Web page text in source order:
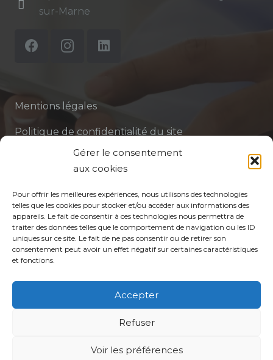
Gérer le consentement
aux cookies
Pour offrir les meilleures expériences, nous utilisons des technologies
telles que les cookies pour stocker et/ou accéder aux informations des
appareils. Le fait de consentir à ces technologies nous permettra de
traiter des données telles que le comportement de navigation ou les ID
uniques sur ce site. Le fait de ne pas consentir ou de retirer son
consentement peut avoir un effet négatif sur certaines caractéristiques
et fonctions.
Accepter
Refuser
Voir les préférences
sur-Marne
Mentions légales
Politique de confidentialité du site
Politique de protection des données de la CPTS
Votre CPTS
Professionnels de santé